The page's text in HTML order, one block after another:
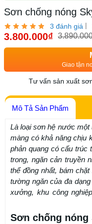
Sơn chống nóng
3 đánh giá |
3.800.000₫
Giao tận
Tư vấn sản xuất
Mô Tả Sản Phẩm
Là loại sơn hệ nước
màng có khả năng chịu
phản quang có cấu trúc
trong, ngăn cản truyền
thể đồng nhất, bám
tường ngăn của đa
xưởng, khu công
Sơn chống nóng